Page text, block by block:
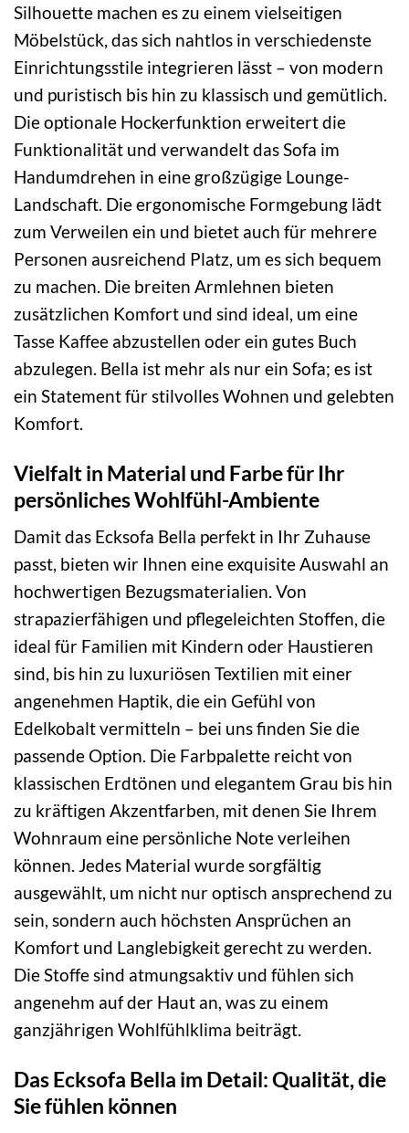
Silhouette machen es zu einem vielseitigen
Möbelstück, das sich nahtlos in verschiedenste
Einrichtungsstile integrieren lässt – von modern
und puristisch bis hin zu klassisch und gemütlich.
Die optionale Hockerfunktion erweitert die
Funktionalität und verwandelt das Sofa im
Handumdrehen in eine großzügige Lounge-
Landschaft. Die ergonomische Formgebung lädt
zum Verweilen ein und bietet auch für mehrere
Personen ausreichend Platz, um es sich bequem
zu machen. Die breiten Armlehnen bieten
zusätzlichen Komfort und sind ideal, um eine
Tasse Kaffee abzustellen oder ein gutes Buch
abzulegen. Bella ist mehr als nur ein Sofa; es ist
ein Statement für stilvolles Wohnen und gelebten
Komfort.
Vielfalt in Material und Farbe für Ihr
persönliches Wohlfühl-Ambiente
Damit das Ecksofa Bella perfekt in Ihr Zuhause
passt, bieten wir Ihnen eine exquisite Auswahl an
hochwertigen Bezugsmaterialien. Von
strapazierfähigen und pflegeleichten Stoffen, die
ideal für Familien mit Kindern oder Haustieren
sind, bis hin zu luxuriösen Textilien mit einer
angenehmen Haptik, die ein Gefühl von
Edelkobalt vermitteln – bei uns finden Sie die
passende Option. Die Farbpalette reicht von
klassischen Erdtönen und elegantem Grau bis hin
zu kräftigen Akzentfarben, mit denen Sie Ihrem
Wohnraum eine persönliche Note verleihen
können. Jedes Material wurde sorgfältig
ausgewählt, um nicht nur optisch ansprechend zu
sein, sondern auch höchsten Ansprüchen an
Komfort und Langlebigkeit gerecht zu werden.
Die Stoffe sind atmungsaktiv und fühlen sich
angenehm auf der Haut an, was zu einem
ganzjährigen Wohlfühlklima beiträgt.
Das Ecksofa Bella im Detail: Qualität, die
Sie fühlen können